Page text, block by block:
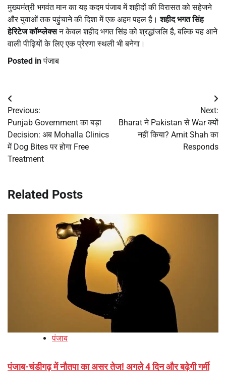
मुख्यमंत्री भगवंत मान का यह कदम पंजाब में शहीदों की विरासत को सहेजने
और युवाओं तक पहुंचाने की दिशा में एक अहम पहल है।शहीद भगत सिंह
हेरिटेज कॉम्प्लेक्सन केवल शहीद भगत सिंह को श्रद्धांजलि है, बल्कि यह आने
वाली पीढ़ियों के लिए एक प्रेरणा स्थली भी बनेगा।
Posted inपंजाब
Post
navigation
Previous:
Punjab Government का बड़ा
Decision: अब Mohalla Clinics
में Dog Bites पर होगा Free
Treatment
Next:
Bharat ने Pakistan से War क्यों
नहीं किया? Amit Shah का
Responds
Related Posts
पंजाब
पंजाब-चंडीगढ़ में नौतपा का असर तेज! अगले 4 दिन और बढ़ेगी गर्मी